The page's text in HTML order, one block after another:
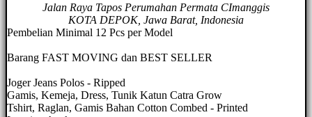
Jalan Raya Tapos Perumahan Permata CImanggis
KOTA DEPOK, Jawa Barat, Indonesia
Pembelian Minimal 12 Pcs per Model
Barang FAST MOVING dan BEST SELLER
Joger Jeans Polos - Ripped
Gamis, Kemeja, Dress, Tunik Katun Catra Grow
Tshirt, Raglan, Gamis Bahan Cotton Combed - Printed